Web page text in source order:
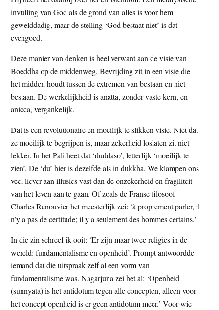
invulling van God als de grond van alles is voor hem
gewelddadig, maar de stelling ‘God bestaat niet’ is dat
evengoed.
Deze manier van denken is heel verwant aan de visie van
Boeddha op de middenweg. Bevrijding zit in een visie die
het midden houdt tussen de extremen van bestaan en niet-
bestaan. De werkelijkheid is anatta, zonder vaste kern, en
anicca, vergankelijk.
Dat is een revolutionaire en moeilijk te slikken visie. Niet dat
ze moeilijk te begrijpen is, maar zekerheid loslaten zit niet
lekker. In het Pali heet dat ‘duddaso’, letterlijk ‘moeilijk te
zien’. De ‘du’ hier is dezelfde als in dukkha. We klampen ons
veel liever aan illusies vast dan de onzekerheid en fragiliteit
van het leven aan te gaan. Of zoals de Franse filosoof
Charles Renouvier het meesterlijk zei: ‘à proprement parler, il
n’y a pas de certitude; il y a seulement des hommes certains.’
In die zin schreef ik ooit: ‘Er zijn maar twee religies in de
wereld: fundamentalisme en openheid’. Prompt antwoordde
iemand dat die uitspraak zelf al een vorm van
fundamentalisme was. Nagarjuna zei het al: ‘Openheid
(sunnyata) is het antidotum tegen alle concepten, alleen voor
het concept openheid is er geen antidotum meer.’ Voor wie